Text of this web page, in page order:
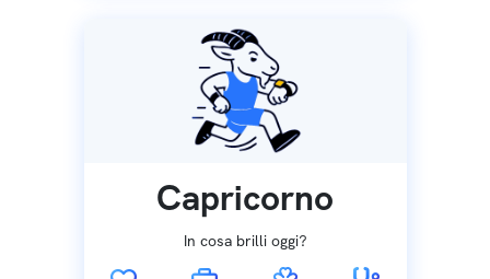
Capricorno
In cosa brilli oggi?